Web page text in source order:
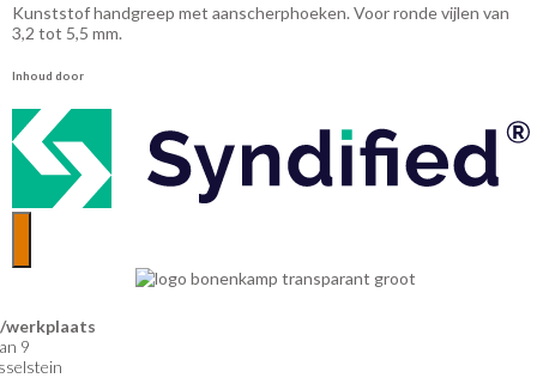
Kunststof handgreep met aanscherphoeken. Voor ronde vijlen van
3,2 tot 5,5 mm.
Inhoud door
werkplaats
9